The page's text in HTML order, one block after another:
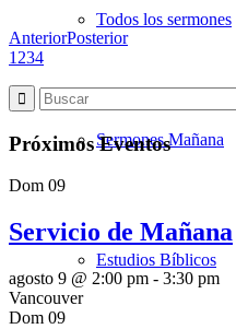
Todos los sermones
Sermones Mañana
Estudios Bíblicos
AnteriorPosterior
1 234
Próximos Eventos
Dom 09
Servicio de Mañana
agosto 9 @ 2:00 pm - 3:30 pm
Vancouver
Dom 09